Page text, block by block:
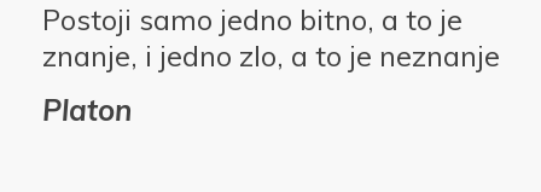
Postoji samo jedno bitno, a to je
znanje, i jedno zlo, a to je neznanje
Platon